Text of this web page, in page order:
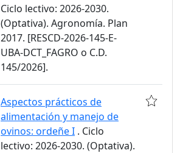
Ciclo lectivo: 2026-2030.
(Optativa). Agronomía. Plan
2017. [RESCD-2026-145-E-
UBA-DCT_FAGRO o C.D.
145/2026].
Aspectos prácticos de
alimentación y manejo de
ovinos: ordeñe I . Ciclo
lectivo: 2026-2030. (Optativa).